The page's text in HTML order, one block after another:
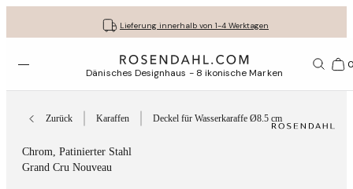
Lieferung innerhalb von 1-4 Werktagen
Kostenloser versand bei bestellungen ab 79 €
30 Tage kostenlose Rücksendung
Lassen Sie Ihre Geschenke liebevoll verpacken
Menü öffnen Dänisches Designhaus - 8 ikonische Marken 1156
Zurück Karaffen Deckel für Wasserkaraffe Ø8.5 cm
Chrom, Patinierter Stahl
Grand Cru Nouveau